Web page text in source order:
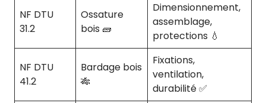
NF DTU
31.2
Ossature
bois 🧱
Dimensionnement,
assemblage,
protections 💧
NF DTU
41.2
Bardage bois
🎋
Fixations,
ventilation,
durabilité ✅